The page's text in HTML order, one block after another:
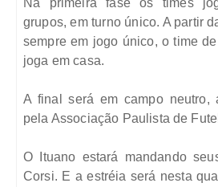
grupos, em turno único. A partir
sempre em jogo único, o time
joga em casa.
A final será em campo neutro,
pela Associação Paulista de
O Ituano estará mandando
Corsi. E a estréia será nesta